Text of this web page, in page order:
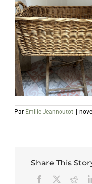
Par Emilie Jeannoutot
Share This
Facebook